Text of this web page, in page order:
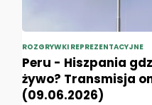
ROZGRYWKI REPREZENTACYJNE
Peru - Hiszpania
żywo? Transmisja
(09.06.2026)